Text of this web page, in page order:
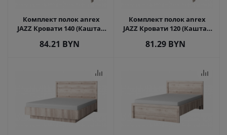
Комплект полок anrex
JAZZ Кровати 140 (Каштан
84.21 BYN
Комплект полок anrex
JAZZ Кровати 120 (Каштан
81.29BYN